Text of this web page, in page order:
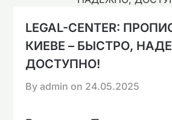
LEGAL-CENTER:
КИЕВЕ – БЫСТРО,
ДОСТУПНО!
By admin on 24.05.2025